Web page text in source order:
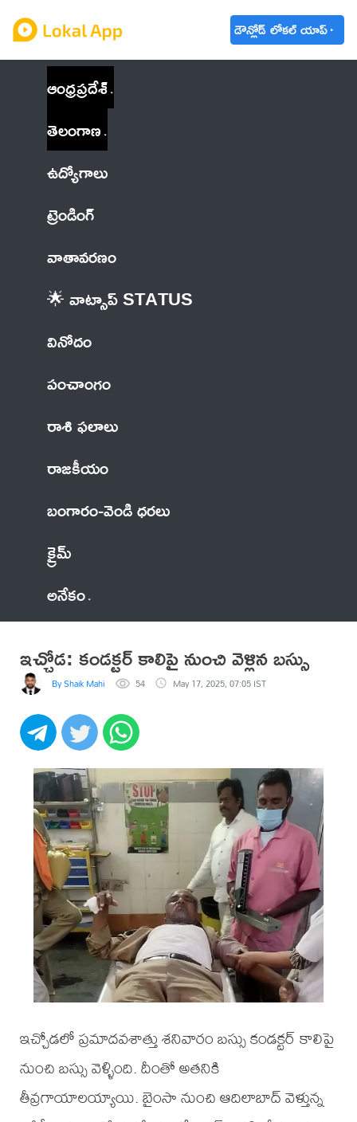
డౌన్లోడ్ లోకల్ యాప్
ఆంధ్రప్రదేశ్
తెలంగాణ
ఉద్యోగాలు
ట్రెండింగ్
వాతావరణం
🌟 వాట్సాప్ STATUS
వినోదం
పంచాంగం
రాశి ఫలాలు
రాజకీయం
బంగారం-వెండి ధరలు
క్రైమ్
అనేకం
ఇచ్చోడ: కండక్టర్ కాలిపై నుంచి వెళ్లిన బస్సు
By Shaik Mahi 54 May 17, 2025, 07:05 IST
ఇచ్చోడలో ప్రమాదవశాత్తు శనివారం బస్సు కండక్టర్ కాలిపై
నుంచి బస్సు వెళ్ళింది. దీంతో అతనికి
తీవ్రగాయాలయ్యాయి. బైంసా నుంచి ఆదిలాబాద్ వెళ్తున్న